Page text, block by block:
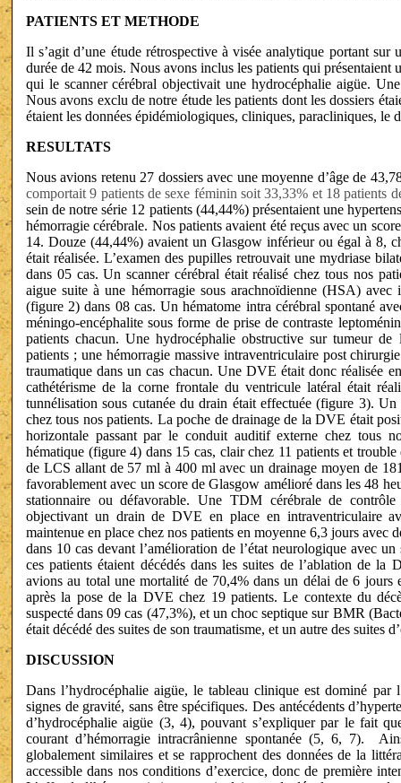
PATIENTS ET METHODE
Il s’agit d’une étude rétrospective à visée analytique portant
durée de 42 mois. Nous avons inclus les patients qui
qui le scanner cérébral objectivait une hydrocéphalie aigüe.
Nous avons exclu de notre étude les patients dont les dossiers
étaient les données épidémiologiques, cliniques, paracliniques, le
RESULTATS
Nous avions retenu 27 dossiers avec une moyenne d’âge de
comportait 9 patients de sexe féminin soit 33,33% et 18 patients
sein de notre série 12 patients (44,44%) présentaient une
hémorragie cérébrale. Nos patients avaient été reçus avec un
14. Douze (44,44%) avaient un Glasgow inférieur ou égal à 8,
était réalisée. L’examen des pupilles retrouvait une mydriase
dans 05 cas. Un scanner cérébral était réalisé chez tous nos
aigue suite à une hémorragie sous arachnoïdienne (HSA)
(figure 2) dans 08 cas. Un hématome intra cérébral spontané
méningo-encéphalite sous forme de prise de contraste
patients chacun. Une hydrocéphalie obstructive sur tumeur
patients ; une hémorragie massive intraventriculaire post
traumatique dans un cas chacun. Une DVE était donc réalisée
cathétérisme de la corne frontale du ventricule latéral était
tunnélisation sous cutanée du drain était effectuée (figure 3).
chez tous nos patients. La poche de drainage de la DVE était
horizontale passant par le conduit auditif externe chez tous
hématique (figure 4) dans 15 cas, clair chez 11 patients et
de LCS allant de 57 ml à 400 ml avec un drainage moyen de
favorablement avec un score de Glasgow amélioré dans les 48
stationnaire ou défavorable. Une TDM cérébrale de
objectivant un drain de DVE en place en intraventriculaire
maintenue en place chez nos patients en moyenne 6,3 jours
dans 10 cas devant l’amélioration de l’état neurologique avec
ces patients étaient décédés dans les suites de l’ablation de la
avions au total une mortalité de 70,4% dans un délai de 6 jours
après la pose de la DVE chez 19 patients. Le contexte du
suspecté dans 09 cas (47,3%), et un choc septique sur BMR
était décédé des suites de son traumatisme, et un autre des suites
DISCUSSION
Dans l’hydrocéphalie aigüe, le tableau clinique est dominé
signes de gravité, sans être spécifiques. Des antécédents
d’hydrocéphalie aigüe (3, 4), pouvant s’expliquer par le fait
courant d’hémorragie intracrânienne spontanée (5, 6, 7).
globalement similaires et se rapprochent des données de la
accessible dans nos conditions d’exercice, donc de première